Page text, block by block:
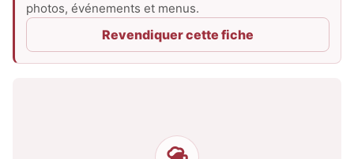
photos, événements et menus.
Revendiquer cette fiche